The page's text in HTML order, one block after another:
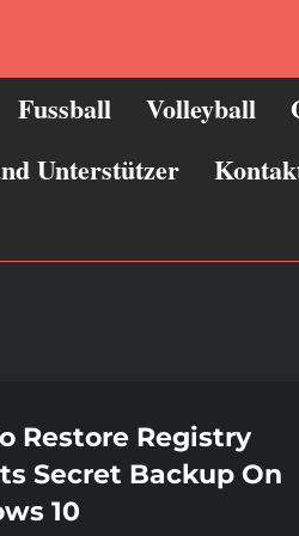
Fussball Volleyball
Unterstützer
Restore Registry
Secret Backup On
10